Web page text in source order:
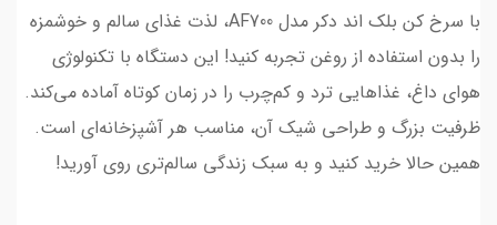
با سرخ کن بلک اند دکر مدل AF700، لذت غذای سالم و خوشمزه
را بدون استفاده از روغن تجربه کنید! این دستگاه با تکنولوژی
هوای داغ، غذاهایی ترد و کم‌چرب را در زمان کوتاه آماده می‌کند.
ظرفیت بزرگ و طراحی شیک آن، مناسب هر آشپزخانه‌ای است.
همین حالا خرید کنید و به سبک زندگی سالم‌تری روی آورید!